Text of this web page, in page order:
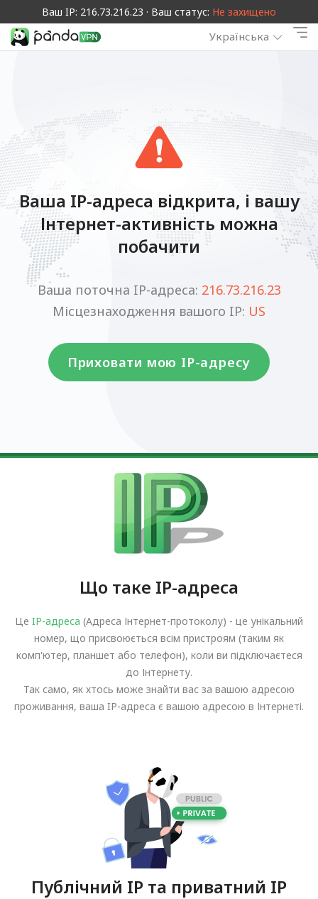
Ваш IP: 216.73.216.23 · Ваш статус: Не захищено
Українська
Ваша IP-адреса відкрита, і вашу
Інтернет-активність можна
побачити
Ваша поточна IP-адреса: 216.73.216.23
Місцезнаходження вашого IP: US
Приховати мою IP-адресу
Що таке IP-адреса
Це IP-адреса (Адреса Інтернет-протоколу) - це унікальний
номер, що присвоюється всім пристроям (таким як
комп'ютер, планшет або телефон), коли ви підключаєтеся
до Інтернету.
Так само, як хтось може знайти вас за вашою адресою
проживання, ваша IP-адреса є вашою адресою в Інтернеті.
Публічний IP та приватний IP